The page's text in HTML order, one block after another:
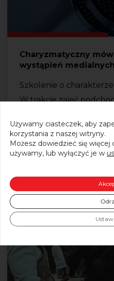
Charyzmatyczny
wystąpień
Szkolenie o
W trakcie zajęć
CZYTAJ WIĘCEJ
Używamy ciasteczek, aby
korzystania z naszej witryny.
Możesz dowiedzieć się
używamy, lub wyłączyć je w